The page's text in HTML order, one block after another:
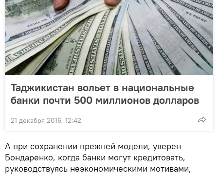
Таджикистан вольет в национальные
банки почти 500 миллионов долларов
21 декабря 2016, 12:42
А при сохранении прежней модели, уверен
Бондаренко, когда банки могут кредитовать,
руководствуясь неэкономическими мотивами,